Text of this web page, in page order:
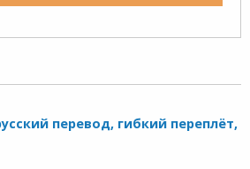
перевод, гибкий переплёт,